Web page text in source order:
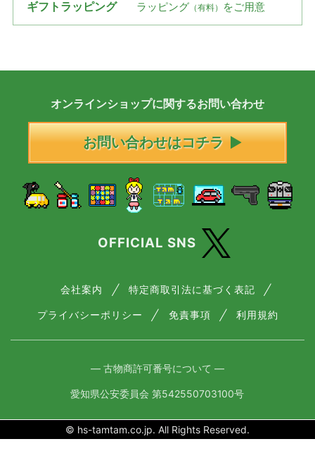
ギフトラッピング
ラッピング （有料） をご用意
オンラインショップに関するお問い合わせ
お問い合わせはコチラ
OFFICIAL SNS
会社案内 特定商取引法に基づく表記
プライバシーポリシー 免責事項 利用規約
― 古物商許可番号について ―
愛知県公安委員会 第542550703100号
© hs-tamtam.co.jp. All Rights Reserved.